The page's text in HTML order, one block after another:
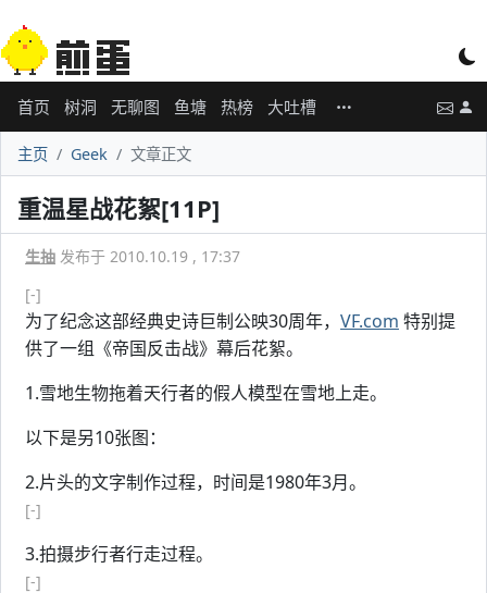
首页 树洞 无聊图 鱼塘 热榜 大吐槽
主页 Geek 文章正文
重温星战花絮[11P]
生抽 发布于 2010.10.19 , 17:37
[-]
为了纪念这部经典史诗巨制公映30周年， VF.com 特别提
供了一组《帝国反击战》幕后花絮。
1.雪地生物拖着天行者的假人模型在雪地上走。
以下是另10张图：
2.片头的文字制作过程，时间是1980年3月。
[-]
3.拍摄步行者行走过程。
[-]